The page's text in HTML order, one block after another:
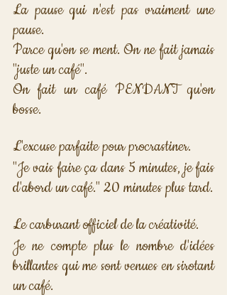
La pause qui n'est pas vraiment une
pause.
Parce qu'on se ment. On ne fait jamais
"juste un café".
On fait un café PENDANT qu'on
bosse.
L'excuse parfaite pour procrastiner.
"Je vais faire ça dans 5 minutes, je fais
d'abord un café." 20 minutes plus tard.
Le carburant officiel de la créativité.
Je ne compte plus le nombre d'idées
brillantes qui me sont venues en sirotant
un café.